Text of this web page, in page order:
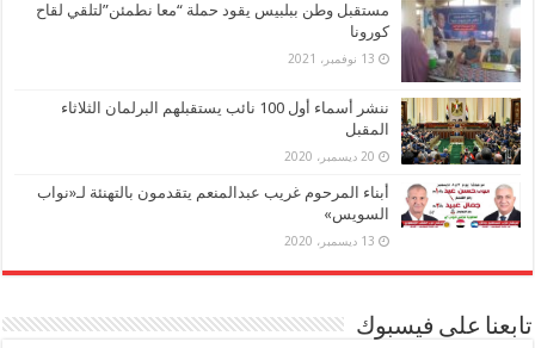
مستقبل وطن ببلبيس يقود حملة “معا نطمئن”لتلقي لقاح
كورونا
13 نوفمبر، 2021
ننشر أسماء أول 100 نائب يستقبلهم البرلمان الثلاثاء
المقبل
20 ديسمبر، 2020
أبناء المرحوم غريب عبدالمنعم يتقدمون بالتهنئة لـ«نواب
السويس»
13 ديسمبر، 2020
تابعنا على فيسبوك